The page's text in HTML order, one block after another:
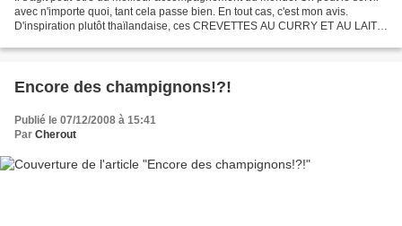
avec n'importe quoi, tant cela passe bien. En tout cas, c'est mon avis.
D'inspiration plutôt thaïlandaise, ces CREVETTES AU CURRY ET AU LAIT
Encore des champignons!?!
Publié le 07/12/2008 à 15:41
Par Cherout